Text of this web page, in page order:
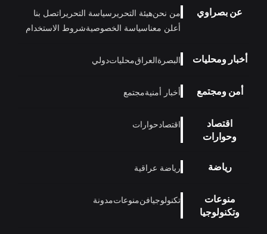
عن بصراوي من نحنهيئة التحرير سياسة التحرير اتصل بنا
أعلن معناسياسة الخصوصيةشروط الاستخدام
أخبار ومحليات البصرةالعراقمحلياتدولي
أمن ومجتمع أخبار أمنيةمجتمع
اقتصاد
وحوارات
اقتصادحوارات
رياضة رياضة عراقية
منوعات
وتكنولوجيا
تكنولوجيافنمنوعاتمدونة